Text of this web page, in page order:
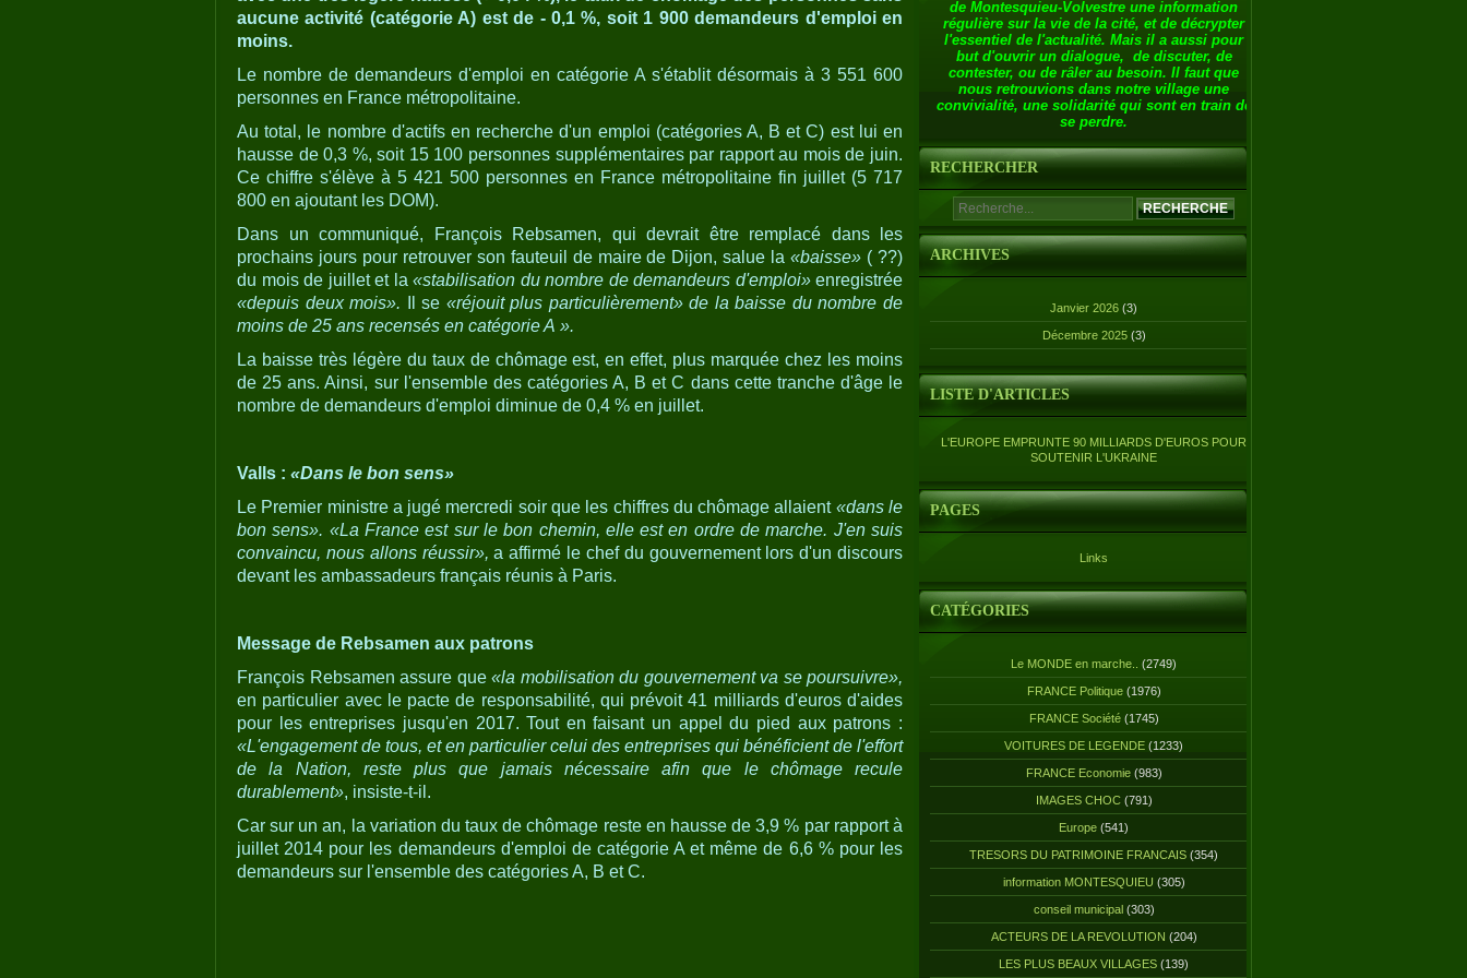
aucune activité (catégorie A) est de - 0,1 %, soit 1 900 demandeurs d'emploi en
moins.
Le nombre de demandeurs d'emploi en catégorie A s'établit désormais à 3 551 600
personnes en France métropolitaine.
Au total, le nombre d'actifs en recherche d'un emploi (catégories A, B et C) est lui en
hausse de 0,3 %, soit 15 100 personnes supplémentaires par rapport au mois de juin.
Ce chiffre s'élève à 5 421 500 personnes en France métropolitaine fin juillet (5 717
800 en ajoutant les DOM).
Dans un communiqué, François Rebsamen, qui devrait être remplacé dans les
prochains jours pour retrouver son fauteuil de maire de Dijon, salue la«baisse» ( ??)
du mois de juillet et la «stabilisation du nombre de demandeurs d'emploi»enregistrée
«depuis deux mois». Il se «réjouit plus particulièrement» de la baisse du nombre de
moins de 25 ans recensés en catégorie A ».
La baisse très légère du taux de chômage est, en effet, plus marquée chez les moins
de 25 ans. Ainsi, sur l'ensemble des catégories A, B et C dans cette tranche d'âge le
nombre de demandeurs d'emploi diminue de 0,4 % en juillet.
Valls : «Dans le bon sens»
Le Premier ministre a jugé mercredi soir que les chiffres du chômage allaient «dans le
bon sens». «La France est sur le bon chemin, elle est en ordre de marche. J'en suis
convaincu, nous allons réussir», a affirmé le chef du gouvernement lors d'un discours
devant les ambassadeurs français réunis à Paris.
Message de Rebsamen aux patrons
François Rebsamen assure que «la mobilisation du gouvernement va se poursuivre»,
en particulier avec le pacte de responsabilité, qui prévoit 41 milliards d'euros d'aides
pour les entreprises jusqu'en 2017. Tout en faisant un appel du pied aux patrons :
«L'engagement de tous, et en particulier celui des entreprises qui bénéficient de l'effort
de la Nation, reste plus que jamais nécessaire afin que le chômage recule
durablement», insiste-t-il.
Car sur un an, la variation du taux de chômage reste en hausse de 3,9 % par rapport à
juillet 2014 pour les demandeurs d'emploi de catégorie A et même de 6,6 % pour les
demandeurs sur l'ensemble des catégories A, B et C.
de Montesquieu-Volvestre une information
régulière sur la vie de la cité, et de décrypter
l'essentiel de l'actualité. Mais il a aussi pour
but d'ouvrir un dialogue, de discuter, de
contester, ou de râler au besoin. Il faut que
nous retrouvions dans notre village une
convivialité, une solidarité qui sont en train de
se perdre.
RECHERCHER
ARCHIVES
Janvier 2026 (3)
Décembre 2025 (3)
LISTE D'ARTICLES
L'EUROPE EMPRUNTE 90 MILLIARDS D'EUROS POUR
SOUTENIR L'UKRAINE
PAGES
Links
CATÉGORIES
Le MONDE en marche.. (2749)
FRANCE Politique(1976)
FRANCE Société(1745)
VOITURES DE LEGENDE (1233)
FRANCE Economie(983)
IMAGES CHOC(791)
Europe (541)
TRESORS DU PATRIMOINE FRANCAIS (354)
information MONTESQUIEU (305)
conseil municipal(303)
ACTEURS DE LA REVOLUTION (204)
LES PLUS BEAUX VILLAGES (139)